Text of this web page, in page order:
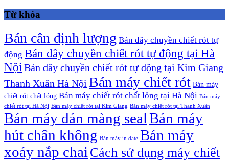
Từ khóa
Bán cân định lượng Bán dây chuyền chiết rót tự
động Bán dây chuyền chiết rót tự động tại Hà
Nội Bán dây chuyền chiết rót tự động tại Kim Giang
Thanh Xuân Hà Nội Bán máy chiết rót Bán máy
chiết rót chất lỏng Bán máy chiết rót chất lỏng tại Hà Nội Bán máy
chiết rót tại Hà Nội Bán máy chiết rót tại Kim Giang Bán máy chiết rót tại Thanh Xuân
Bán máy dán màng sealBán máy
hút chân không Bán máy in date Bán máy
xoáy nắp chai Cách sử dụng máy chiết